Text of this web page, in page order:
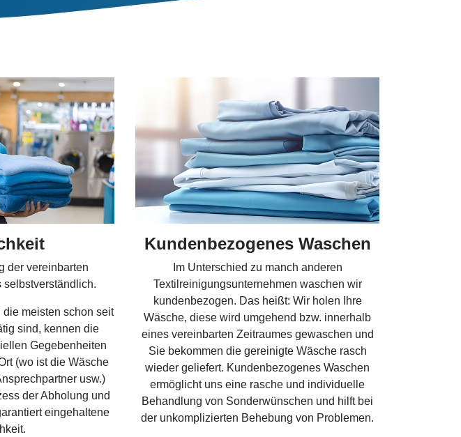
der vereinbarten
selbstverständlich.
meisten schon seit
sind, kennen die
Gegebenheiten
(wo ist die Wäsche
usw.)
der Abholung und
eingehaltene
Kundenbezogenes Waschen
Im Unterschied zu manch anderen
Textilreinigungsunternehmen waschen wir
kundenbezogen. Das heißt: Wir holen Ihre
Wäsche, diese wird umgehend bzw. innerhalb
eines vereinbarten Zeitraumes gewaschen und
Sie bekommen die gereinigte Wäsche rasch
wieder geliefert. Kundenbezogenes Waschen
ermöglicht uns eine rasche und individuelle
Behandlung von Sonderwünschen und hilft bei
der unkomplizierten Behebung von Problemen.